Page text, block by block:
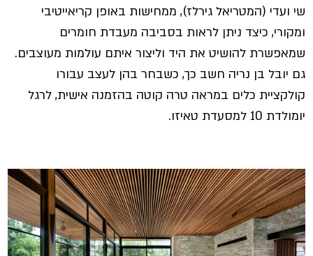
שי ועדי (המטריאל גירלז), ממחישות באופן קריאייטיבי
ומקורי, כיצד ניתן לראות בסביבה מעבדת חומרים
שמאפשרת להושיט את היד וליצור איתם עולמות מעוצבים.
גם יובל בן נריה חשב כך, כשבחר בהן לעצב עבורו
קולקציית כלים במראה טרה קוטה בהזמנה אישית, לרגל
יומולדת 10 למסעדת טאיזו.